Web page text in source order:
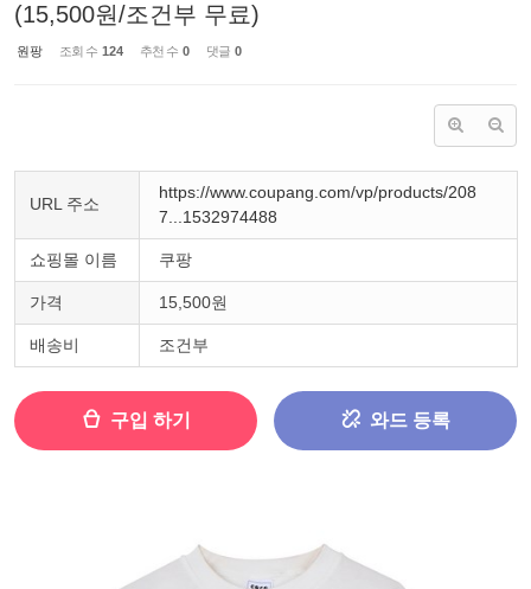
(15,500원/조건부 무료)
원팡 조회 수 124 추천 수 0 댓글 0
URL 주소
https://www.coupang.com/vp/products/208
7...1532974488
쇼핑몰 이름 쿠팡
가격 15,500원
배송비 조건부
구입 하기 와드 등록